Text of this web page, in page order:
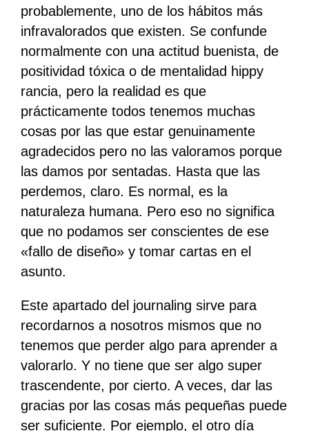
probablemente, uno de los hábitos más
infravalorados que existen. Se confunde
normalmente con una actitud buenista, de
positividad tóxica o de mentalidad hippy
rancia, pero la realidad es que
prácticamente todos tenemos muchas
cosas por las que estar genuinamente
agradecidos pero no las valoramos porque
las damos por sentadas. Hasta que las
perdemos, claro. Es normal, es la
naturaleza humana. Pero eso no significa
que no podamos ser conscientes de ese
«fallo de diseño» y tomar cartas en el
asunto.
Este apartado del journaling sirve para
recordarnos a nosotros mismos que no
tenemos que perder algo para aprender a
valorarlo. Y no tiene que ser algo super
trascendente, por cierto. A veces, dar las
gracias por las cosas más pequeñas puede
ser suficiente. Por ejemplo, el otro día